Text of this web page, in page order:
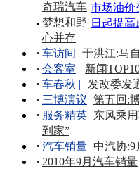
市场油价
日起提
奇瑞汽车
梦想和野
心并存
车访间| 于洪江:马
会客室|
新闻
车春秋 |
发改委发
三博演议| 第五回:
服务精英| 东风乘
到家”
汽车销量| 中汽协:9
2010年9月汽车销量